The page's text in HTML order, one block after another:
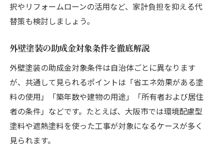
択やリフォームローンの活用など、家計負担を抑える代
替策も検討しましょう。
外壁塗装の助成金対象条件を徹底解説
外壁塗装の助成金対象条件は自治体ごとに異なります
が、共通して見られるポイントは「省エネ効果がある塗
料の使用」「築年数や建物の用途」「所有者および居住
者の条件」などです。たとえば、大阪市では環境配慮型
塗料や遮熱塗料を使った工事が対象になるケースが多く
見られます。